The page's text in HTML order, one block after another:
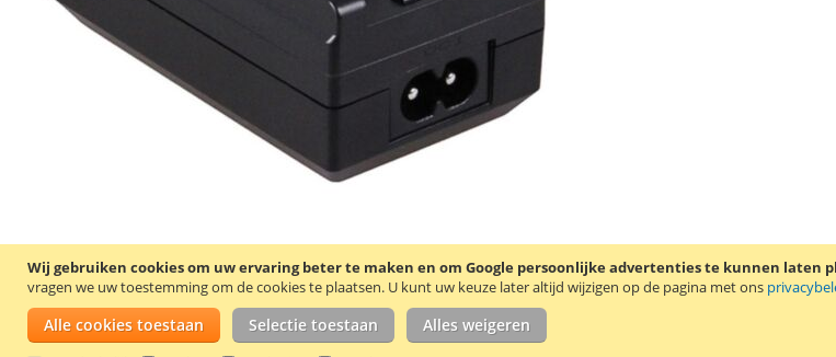
Wij gebruiken cookies om uw ervaring beter te maken en om Google persoonlijke advertenties te kunnen laten
vragen we uw toestemming om de cookies te plaatsen. U kunt uw keuze later altijd wijzigen op de pagina met ons
Alle cookies toestaan Selectie toestaan Alles weigeren